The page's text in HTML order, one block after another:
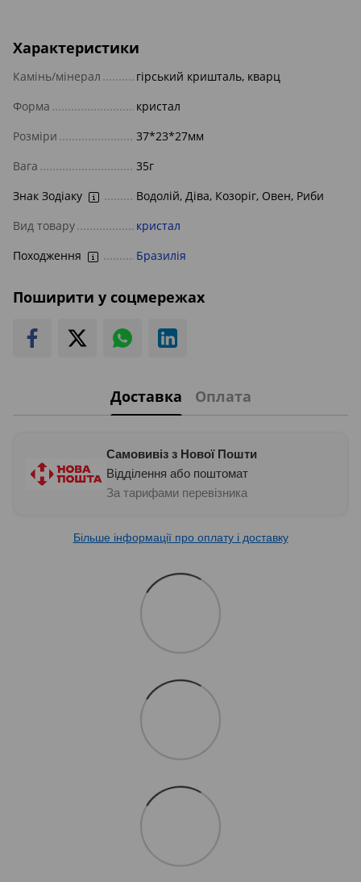
Характеристики
Камінь/мінерал
гірський кришталь, кварц
Форма
кристал
Розміри
37*23*27мм
Вага
35г
Знак Зодіаку
Водолій, Діва, Козоріг, Овен, Риби
Вид товару
кристал
Походження
Бразилія
Поширити у соцмережах
Доставка Оплата
Самовивіз з Нової Пошти
Відділення або поштомат
За тарифами перевізника
Більше інформації про оплату і доставку